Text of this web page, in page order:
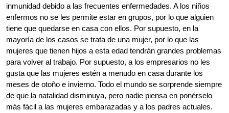
inmunidad debido a las frecuentes enfermedades. A los niños
enfermos no se les permite estar en grupos, por lo que alguien
tiene que quedarse en casa con ellos. Por supuesto, en la
mayoría de los casos se trata de una mujer, por lo que las
mujeres que tienen hijos a esta edad tendrán grandes problemas
para volver al trabajo. Por supuesto, a los empresarios no les
gusta que las mujeres estén a menudo en casa durante los
meses de otoño e invierno. Todo el mundo se sorprende siempre
de que la natalidad disminuya, pero nadie piensa en ponérselo
más fácil a las mujeres embarazadas y a los padres actuales.